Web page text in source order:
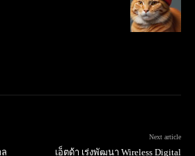
Next article
เอ็ตด้า เร่งพัฒนา Wireless Digital